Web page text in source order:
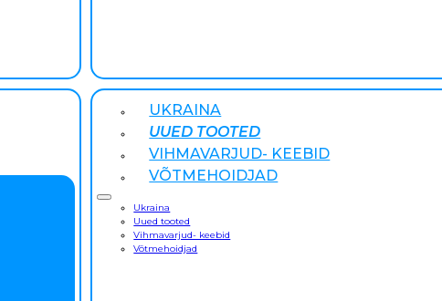
UKRAINA
UUED TOOTED
VIHMAVARJUD- KEEBID
VÕTMEHOIDJAD
Ukraina
Uued tooted
Vihmavarjud- keebid
Võtmehoidjad